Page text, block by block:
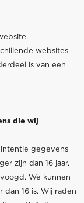
websites
is van een
die wij
gegevens
zijn dan 16 jaar.
We kunnen
16 is. Wij raden